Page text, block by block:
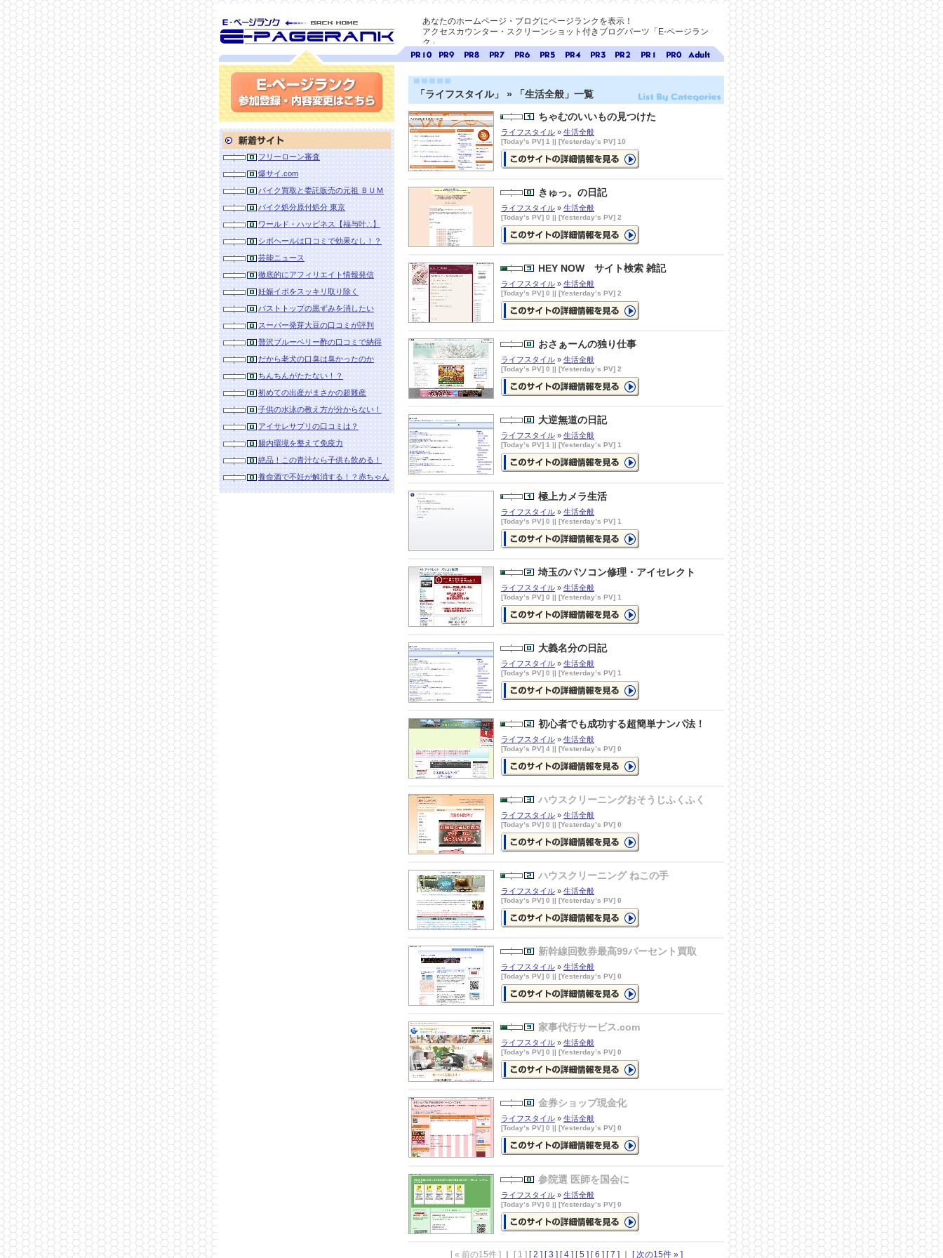
SEO対策に E-ページ
ランク
あなたのホームページ・ブログにページランクを表示！
アクセスカウンター・スクリーンショット付きブログパーツ「E-ページラン
ク」
ランク
10
ランク
9
ランクランクランクランクランクランクランクランクランクダルト
検索
A-ペー
「ライフスタイル」 » 「生活全般」一覧
ちゃむのいいもの見つけた
ライフスタイル » 生活全般
[Today’s PV] 1 || [Yesterday’s PV] 10
報ページを見る
きゅっ。の日記
ライフスタイル » 生活全般
[Today’s PV] 0 || [Yesterday’s PV] 2
HEY NOW サイト検索 雑記
ライフスタイル » 生活全般
[Today’s PV] 0 || [Yesterday’s PV] 2
情報ページを見る
おさぁーんの独り仕事
ライフスタイル » 生活全般
[Today’s PV] 0 || [Yesterday’s PV] 2
ージを見る
大逆無道の日記
ライフスタイル » 生活全般
[Today’s PV] 1 || [Yesterday’s PV] 1
極上カメラ生活
ライフスタイル » 生活全般
[Today’s PV] 0 || [Yesterday’s PV] 1
埼玉のパソコン修理・アイセレクト
ライフスタイル » 生活全般
[Today’s PV] 0 || [Yesterday’s PV] 1
の詳細情報ページを見る
大義名分の日記
ライフスタイル » 生活全般
[Today’s PV] 0 || [Yesterday’s PV] 1
初心者でも成功する超簡単ナンパ法！
ライフスタイル » 生活全般
[Today’s PV] 4 || [Yesterday’s PV] 0
法！の詳細情報ページを見る
ハウスクリーニングおそうじふくふく
ライフスタイル » 生活全般
[Today’s PV] 0 || [Yesterday’s PV] 0
の詳細情報ページを見る
ハウスクリーニング ねこの手
ライフスタイル » 生活全般
[Today’s PV] 0 || [Yesterday’s PV] 0
情報ページを見る
新幹線回数券最高99パーセント買取
ライフスタイル » 生活全般
[Today’s PV] 0 || [Yesterday’s PV] 0
の詳細情報ページを見る
家事代行サービス.com
ライフスタイル » 生活全般
[Today’s PV] 0 || [Yesterday’s PV] 0
ージを見る
金券ショップ現金化
ライフスタイル » 生活全般
[Today’s PV] 0 || [Yesterday’s PV] 0
参院選 医師を国会に
ライフスタイル » 生活全般
[Today’s PV] 0 || [Yesterday’s PV] 0
[ « 前の15件 ]｜ [ 1 ] [ 2 ] [ 3 ] [ 4 ] [ 5 ] [ 6 ] [ 7 ]｜ [ 次の15件 » ]
参加登録(無料)・内容変更
新着サイトフリーローン審査
爆サイ.com
バイク買取と委託販売の元祖 ＢＵＭ
バイク処分原付処分 東京
ワールド・ハッピネス【福与叶∴】
シボヘールは口コミで効果なし！？
芸能ニュース
徹底的にアフィリエイト情報発信
妊娠イボをスッキリ取り除く
バストトップの黒ずみを消したい
スーパー発芽大豆の口コミが評判
贅沢ブルーベリー酢の口コミで納得
だから老犬の口臭は臭かったのか
ちんちんがたたない！？
初めての出産がまさかの超難産
子供の水泳の教え方が分からない！
アイサレサプリの口コミは？
腸内環境を整えて免疫力
絶品！この青汁なら子供も飲める！
養命酒で不妊が解消する！？赤ちゃん